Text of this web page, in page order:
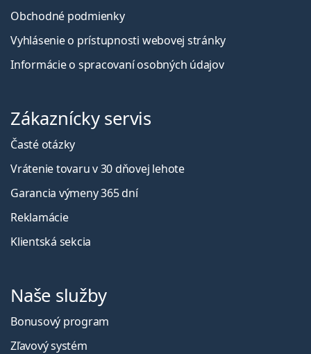
Obchodné podmienky
Vyhlásenie o prístupnosti webovej stránky
Informácie o spracovaní osobných údajov
Zákaznícky servis
Časté otázky
Vrátenie tovaru v 30 dňovej lehote
Garancia výmeny 365 dní
Reklamácie
Klientská sekcia
Naše služby
Bonusový program
Zľavový systém